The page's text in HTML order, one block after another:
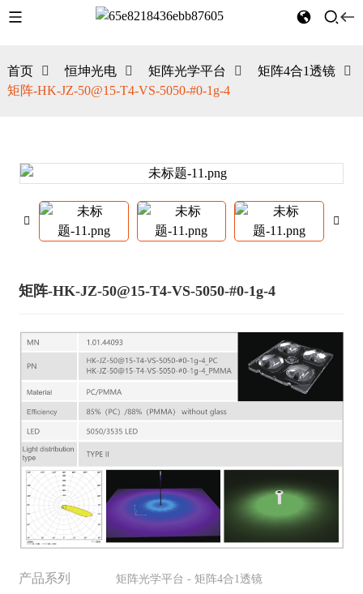
首页 恒坤光电 矩阵光学平台
矩阵4合1透镜
矩阵-HK-JZ-50@15-T4-VS-5050-#0-1g-4
矩阵-HK-JZ-50@15-T4-VS-5050-#0-1g-4
产品系列 矩阵光学平台 - 矩阵4合1透镜